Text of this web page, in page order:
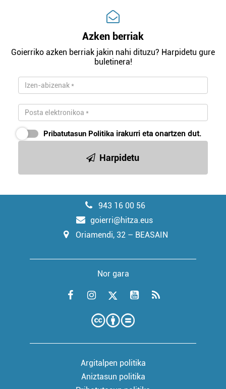
Azken berriak
Goierriko azken berriak jakin nahi dituzu? Harpidetu gure
buletinera!
Pribatutasun Politika irakurri eta onartzen dut.
Harpidetu
943 16 00 56
goierri@hitza.eus
Oriamendi, 32 – BEASAIN
Nor gara
Argitalpen politika
Aniztasun politika